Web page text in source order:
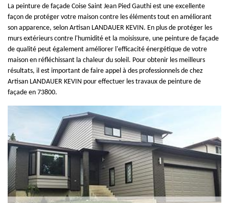
La peinture de façade Coise Saint Jean Pied Gauthi est une excellente
façon de protéger votre maison contre les éléments tout en améliorant
son apparence, selon Artisan LANDAUER KEVIN. En plus de protéger les
murs extérieurs contre l'humidité et la moisissure, une peinture de façade
de qualité peut également améliorer l'efficacité énergétique de votre
maison en réfléchissant la chaleur du soleil. Pour obtenir les meilleurs
résultats, il est important de faire appel à des professionnels de chez
Artisan LANDAUER KEVIN pour effectuer les travaux de peinture de
façade en 73800.